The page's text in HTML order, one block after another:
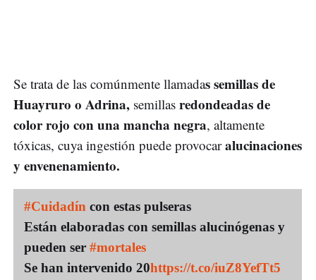
Se trata de las comúnmente llamadas semillas de
Huayruro o Adrina, semillas redondeadas de
color rojo con una mancha negra, altamente
tóxicas, cuya ingestión puede provocaralucinaciones
y envenenamiento.
#Cuidadín con estas pulseras
Están elaboradas con semillas alucinógenas y
pueden ser #mortales
Se han intervenido 20https://t.co/iuZ8YefTt5